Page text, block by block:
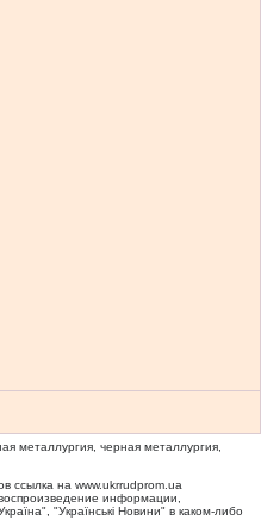
металлургия, черная металлургия,
ссылка на www.ukrrudprom.ua
информации,
"Українськi Новини" в каком-либо